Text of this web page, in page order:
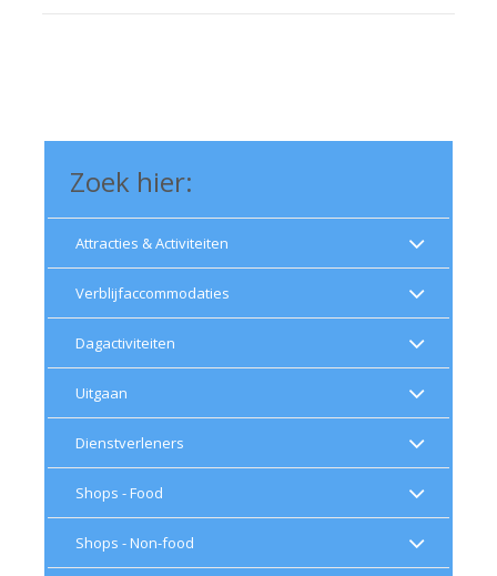
Zoek hier:
Attracties & Activiteiten
Verblijfaccommodaties
Dagactiviteiten
Uitgaan
Dienstverleners
Shops - Food
Shops - Non-food